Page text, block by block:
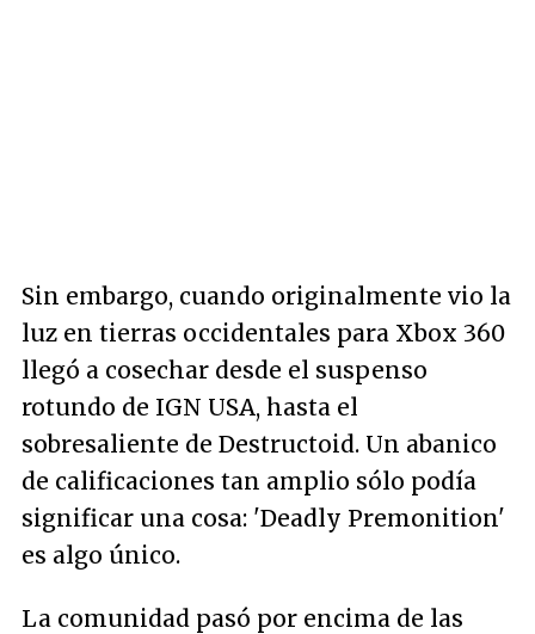
Sin embargo, cuando originalmente vio la
luz en tierras occidentales para Xbox 360
llegó a cosechar desde el suspenso
rotundo de IGN USA, hasta el
sobresaliente de Destructoid. Un abanico
de calificaciones tan amplio sólo podía
significar una cosa: 'Deadly Premonition'
es algo único.
La comunidad pasó por encima de las